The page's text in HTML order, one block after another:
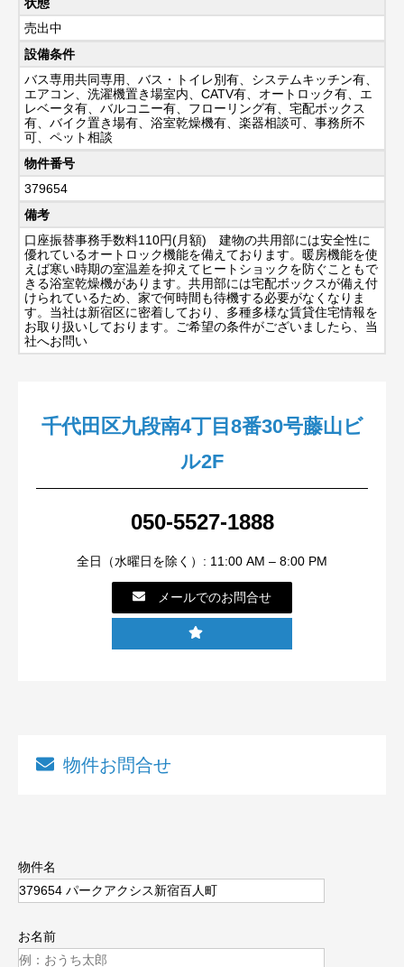
売出中
設備条件
バス専用共同専用、バス・トイレ別有、システムキッチン有、
エアコン、洗濯機置き場室内、CATV有、オートロック有、エ
レベータ有、バルコニー有、フローリング有、宅配ボックス
有、バイク置き場有、浴室乾燥機有、楽器相談可、事務所不
可、ペット相談
物件番号
379654
備考
口座振替事務手数料110円(月額) 建物の共用部には安全性に
優れているオートロック機能を備えております。暖房機能を使
えば寒い時期の室温差を抑えてヒートショックを防ぐこともで
きる浴室乾燥機があります。共用部には宅配ボックスが備え付
けられているため、家で何時間も待機する必要がなくなりま
す。当社は新宿区に密着しており、多種多様な賃貸住宅情報を
お取り扱いしております。ご希望の条件がございましたら、当
社へお問い
千代田区九段南4丁目8番30号藤山ビ
ル2F
050-5527-1888
全日（水曜日を除く）: 11:00 AM – 8:00 PM
メールでのお問合せ
物件お問合せ
物件名
お名前